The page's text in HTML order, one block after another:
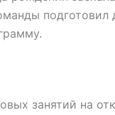
занятий на